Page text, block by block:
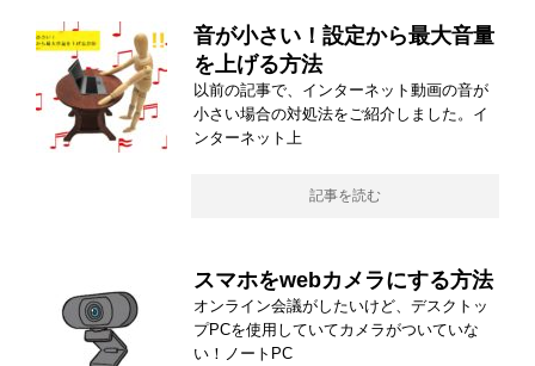
音が小さい！設定から最大音量
を上げる方法
以前の記事で、インターネット動画の音が
小さい場合の対処法をご紹介しました。イ
ンターネット上
記事を読む
スマホをwebカメラにする方法
オンライン会議がしたいけど、デスクトッ
プPCを使用していてカメラがついていな
い！ノートPC